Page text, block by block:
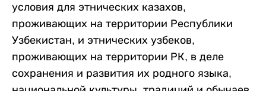
условия для этнических казахов,
проживающих на территории Республики
Узбекистан, и этнических узбеков,
проживающих на территории РК, в деле
сохранения и развития их родного языка,